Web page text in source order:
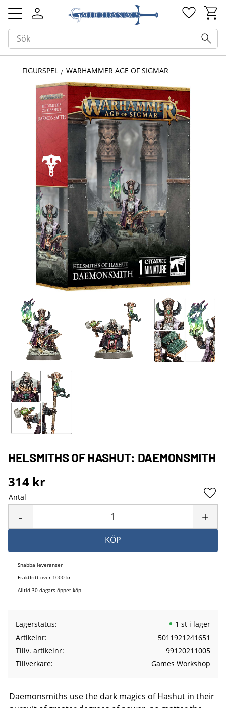
Meny
FIGURSPEL WARHAMMER AGE OF SIGMAR
HELSMITHS OF HASHUT: DAEMONSMITH
314 kr
Antal
+
-
KÖP
Snabba leveranser
Fraktfritt över 1000 kr
Alltid 30 dagars öppet köp
Lagerstatus
1 st i lager
Artikelnr
5011921241651
Tillv. artikelnr
99120211005
Tillverkare
Games Workshop
Daemonsmiths use the dark magics of Hashut in their